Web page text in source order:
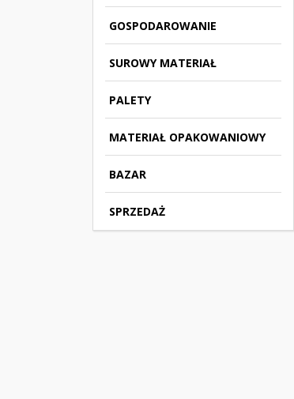
GOSPODAROWANIE
SUROWY MATERIAŁ
PALETY
MATERIAŁ OPAKOWANIOWY
BAZAR
SPRZEDAŻ